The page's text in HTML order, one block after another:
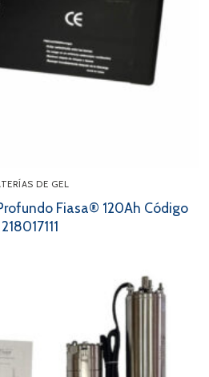
DE GEL
Fiasa® 120Ah Código
218017111